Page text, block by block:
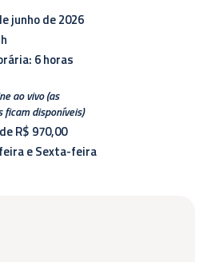
junho de 2026
6 horas
ao vivo (as
ficam disponíveis)
R$ 970,00
e Sexta-feira